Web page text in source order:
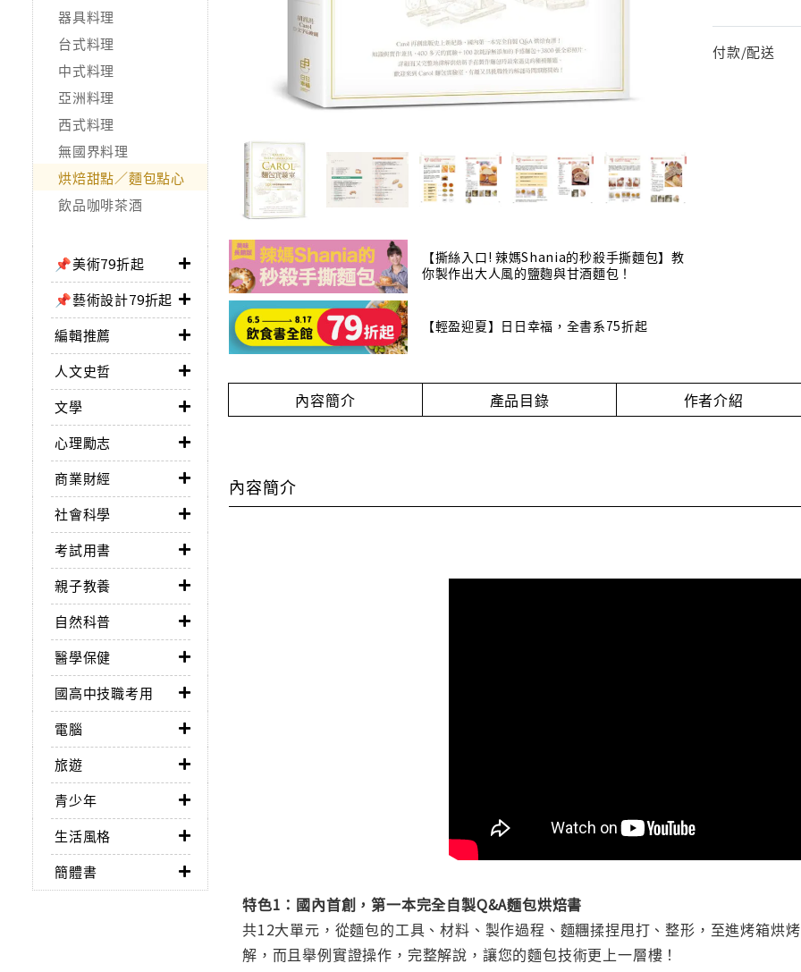
器具料理
台式料理
中式料理
亞洲料理
西式料理
無國界料理
烘焙甜點／麵包點心
飲品咖啡茶酒
📌美術79折起
📌藝術設計79折起
編輯推薦
人文史哲
文學
心理勵志
商業財經
社會科學
考試用書
親子教養
自然科普
醫學保健
國高中技職考用
電腦
旅遊
青少年
生活風格
簡體書
【撕絲入口! 辣媽Shania的秒殺手撕麵包】教
你製作出大人風的鹽麴與甘酒麵包！
【輕盈迎夏】日日幸福，全書系75折起
付款/配送
內容簡介 產品目錄 作者介紹
內容簡介
特色1：國內首創，第一本完全自製Q&A麵包烘焙書
共12大單元，從麵包的工具、材料、製作過程、麵糰揉捏甩打、整形，至進烤箱烘
解，而且舉例實證操作，完整解說，讓您的麵包技術更上一層樓！